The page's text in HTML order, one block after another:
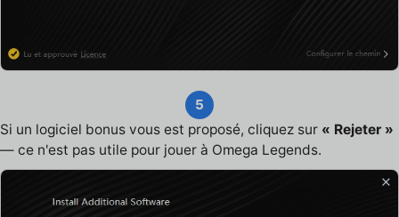
5
Si un logiciel bonus vous est proposé, cliquez sur « Rejeter »
— ce n'est pas utile pour jouer à Omega Legends.